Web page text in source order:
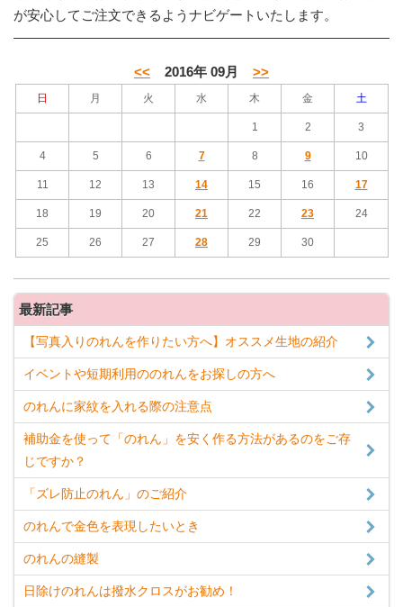
が安心してご注文できるようナビゲートいたします。
<< 2016年 09月 >>
日 月 火 水 木 金 土
1 2 3
4 5 6 7 8 9 10
11 12 13 14 15 16 17
18 19 20 21 22 23 24
25 26 27 28 29 30
最新記事
【写真入りのれんを作りたい方へ】オススメ生地の紹介
イベントや短期利用ののれんをお探しの方へ
のれんに家紋を入れる際の注意点
補助金を使って「のれん」を安く作る方法があるのをご存
じですか？
「ズレ防止のれん」のご紹介
のれんで金色を表現したいとき
のれんの縫製
日除けのれんは撥水クロスがお勧め！